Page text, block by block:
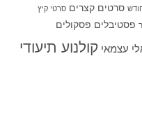
סרטים קצרים סרטי קיץ
פסטיבלים פסקולים
עצמאי קולנוע תיעודי